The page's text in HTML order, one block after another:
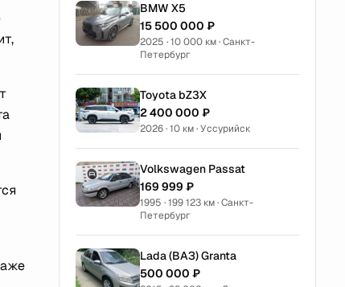
BMW X5
15 500 000 ₽
2025 · 10 000 км · Санкт-
Петербург
Toyota bZ3X
2 400 000 ₽
2026 · 10 км · Уссурийск
Volkswagen Passat
169 999 ₽
1995 · 199 123 км · Санкт-
Петербург
Lada (ВАЗ) Granta
500 000 ₽